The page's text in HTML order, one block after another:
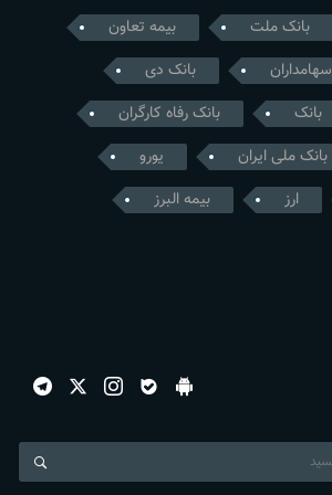
بانک ملت
بیمه تعاون
سهامداران
بانک دی
بانک
بانک رفاه کارگران
بانک ملی ایران
یورو
ارز
بیمه البرز